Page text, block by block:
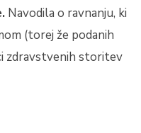
Navodila o ravnanju, ki
(torej že podanih
zdravstvenih storitev